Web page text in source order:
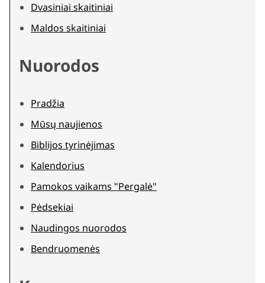
Dvasiniai skaitiniai
Maldos skaitiniai
Nuorodos
Pradžia
Mūsų naujienos
Biblijos tyrinėjimas
Kalendorius
Pamokos vaikams "Pergalė"
Pėdsekiai
Naudingos nuorodos
Bendruomenės